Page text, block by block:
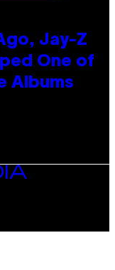
Jay-Z
One of
Albums